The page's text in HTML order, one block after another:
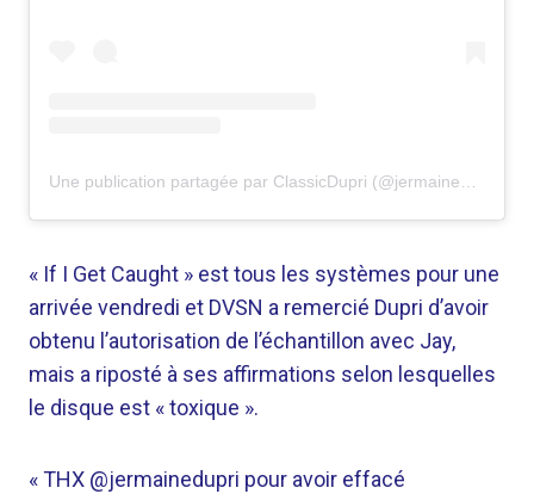
« If I Get Caught » est tous les systèmes pour une
arrivée vendredi et DVSN a remercié Dupri d’avoir
obtenu l’autorisation de l’échantillon avec Jay,
mais a riposté à ses affirmations selon lesquelles
le disque est « toxique ».
« THX @jermainedupri pour avoir effacé